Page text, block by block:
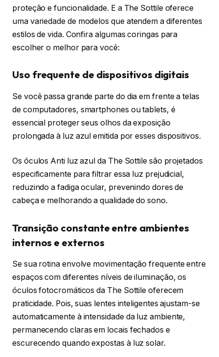
proteção e funcionalidade. E a The Sottile oferece
uma variedade de modelos que atendem a diferentes
estilos de vida. Confira algumas coringas para
escolher o melhor para você:
Uso frequente de dispositivos digitais
Se você passa grande parte do dia em frente a telas
de computadores, smartphones ou tablets, é
essencial proteger seus olhos da exposição
prolongada à luz azul emitida por esses dispositivos.
Os óculos Anti luz azul da The Sottile são projetados
especificamente para filtrar essa luz prejudicial,
reduzindo a fadiga ocular, prevenindo dores de
cabeça e melhorando a qualidade do sono.
Transição constante entre ambientes
internos e externos
Se sua rotina envolve movimentação frequente entre
espaços com diferentes níveis de iluminação, os
óculos fotocromáticos da The Sottile oferecem
praticidade. Pois, suas lentes inteligentes ajustam-se
automaticamente à intensidade da luz ambiente,
permanecendo claras em locais fechados e
escurecendo quando expostas à luz solar.